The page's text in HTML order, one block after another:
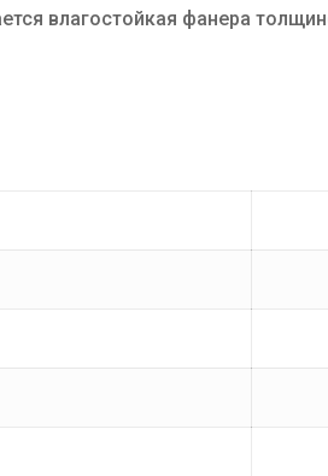
влагостойкая фанера